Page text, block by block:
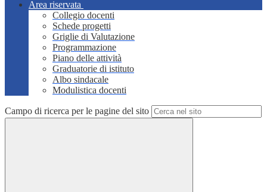
Area riservata
Collegio docenti
Schede progetti
Griglie di Valutazione
Programmazione
Piano delle attività
Graduatorie di istituto
Albo sindacale
Modulistica docenti
Campo di ricerca per le pagine del sito